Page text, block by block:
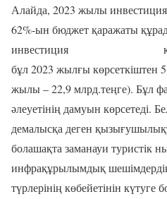
Алайда, 2023 жылы
62%-ын бюджет қаражаты
инвестиция
бұл 2023 жылғы көрсеткіштен
жылы – 22,9 млрд.теңге). Бұл
әлеуетінің дамуын көрсетеді.
демалысқа деген
болашақта заманауи туристік
инфрақұрылымдық
түрлерінің көбейетінін күтуге